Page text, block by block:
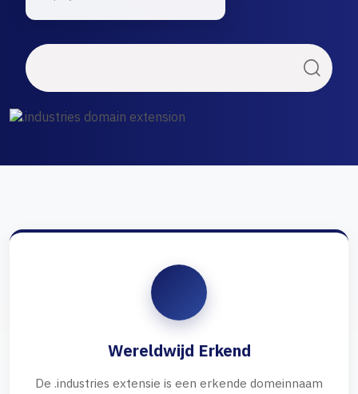
Wereldwijd Erkend
De .industries extensie is een erkende domeinnaam